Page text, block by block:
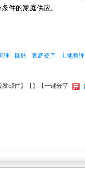
件的家庭供应。
理 回购 家庭资产 土地整理
发邮件】【 】 【一键分享